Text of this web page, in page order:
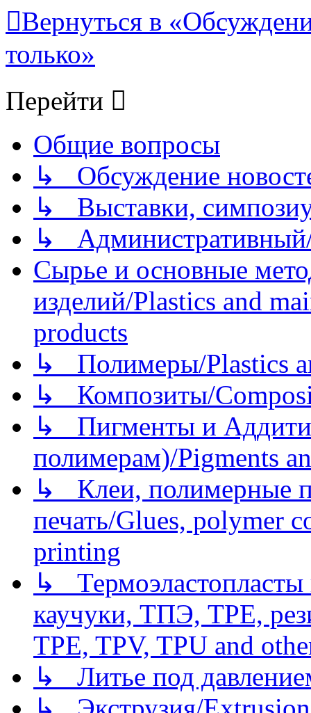
Вернуться в
только»
Перейти
Общие вопросы
↳ Обсуждение
↳ Выставки,
↳
Сырье и основные
изделий/Plastics and
products
↳ Полимеры/Plastics
↳ Композиты/
↳ Пигменты и
полимерам)/Pigments
↳ Клеи, полимерные
печать/Glues, polymer
printing
↳
каучуки, ТПЭ, TPE,
TPE, TPV, TPU and
↳ Литье под